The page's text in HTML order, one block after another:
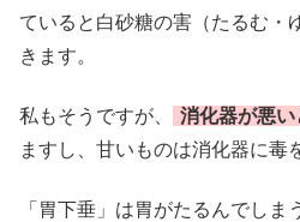
ていると白砂糖の害（たるむ・
きます。
私もそうですが、 消化器が悪い
ますし、甘いものは消化器に毒
「胃下垂」は胃がたるんでし